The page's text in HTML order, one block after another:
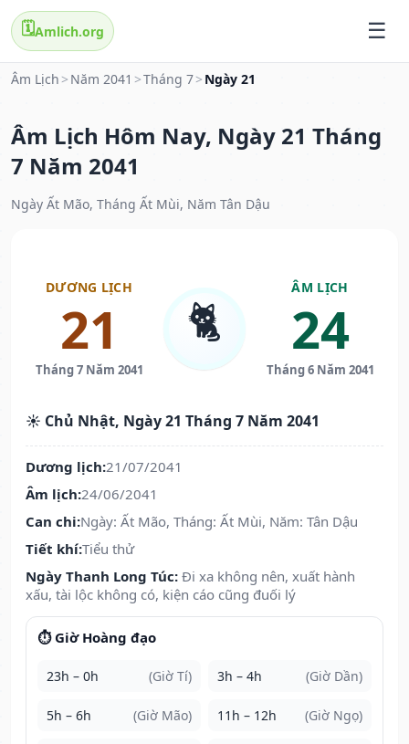
🗓️Amlich.org
Âm Lịch > Năm 2041 >Tháng 7> Ngày 21
Âm Lịch Hôm Nay, Ngày 21 Tháng
7 Năm 2041
Ngày Ất Mão, Tháng Ất Mùi, Năm Tân Dậu
DƯƠNG LỊCH
21
Tháng 7 Năm 2041
🐈
ÂM LỊCH
24
Tháng 6 Năm 2041
☀️ Chủ Nhật, Ngày 21 Tháng 7 Năm 2041
Dương lịch:21/07/2041
Âm lịch:24/06/2041
Can chi:Ngày: Ất Mão, Tháng: Ất Mùi, Năm: Tân Dậu
Tiết khí:Tiểu thử
Ngày Thanh Long Túc: Đi xa không nên, xuất hành
xấu, tài lộc không có, kiện cáo cũng đuối lý
⏱️ Giờ Hoàng đạo
23h – 0h (Giờ Tí) 3h – 4h (Giờ Dần)
5h – 6h (Giờ Mão) 11h – 12h (Giờ Ngọ)